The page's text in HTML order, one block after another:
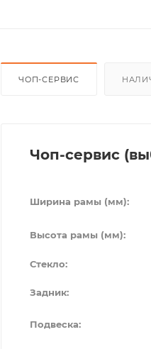
ЧОП-СЕРВИС
Чоп-сервис
Ширина рамы (мм):
Высота рамы (мм):
Стекло:
Задник:
Подвеска: